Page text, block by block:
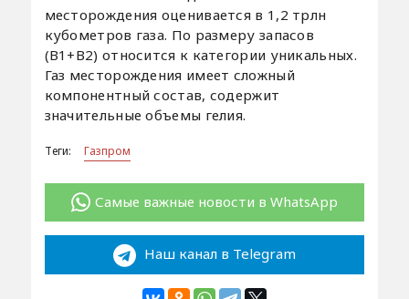
месторождения оценивается в 1,2 трлн
кубометров газа. По размеру запасов
(В1+В2) относится к категории уникальных.
Газ месторождения имеет сложный
компонентный состав, содержит
значительные объемы гелия.
Теги: Газпром
Самые важные новости в WhatsApp
Наш канал в Telegram